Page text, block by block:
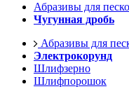
Абразивы для
Чугунная дробь
Абразивы для
Электрокорунд
Шлифзерно
Шлифпорошок